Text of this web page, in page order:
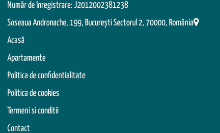
Număr de înregistrare: J2012002381238
Soseaua Andronache, 199, Bucureşti Sectorul 2, 70000, România
Acasă
Apartamente
Politica de confidentialitate
Politica de cookies
Termeni si conditii
Contact